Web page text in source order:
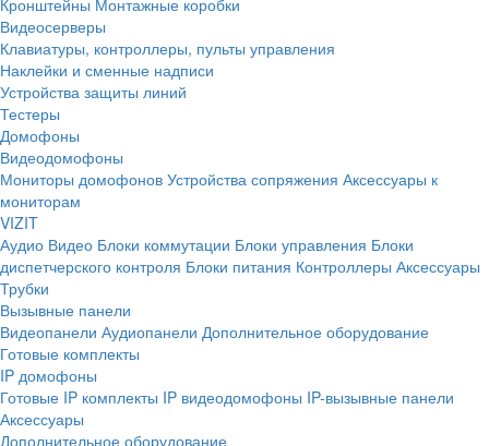
Кронштейны Монтажные коробки
Видеосерверы
Клавиатуры, контроллеры, пульты управления
Наклейки и сменные надписи
Устройства защиты линий
Тестеры
Домофоны
Видеодомофоны
Мониторы домофонов Устройства сопряжения Аксессуары к
мониторам
VIZIT
Аудио Видео Блоки коммутации Блоки управления Блоки
диспетчерского контроля Блоки питания Контроллеры Аксессуары
Трубки
Вызывные панели
Видеопанели Аудиопанели Дополнительное оборудование
Готовые комплекты
IP домофоны
Готовые IP комплекты IP видеодомофоны IP-вызывные панели
Аксессуары
Дополнительное оборудование